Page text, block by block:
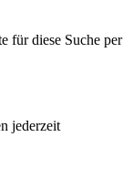
für diese Suche per
jederzeit